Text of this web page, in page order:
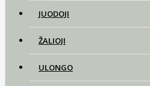
JUODOJI
ŽALIOJI
ULONGO